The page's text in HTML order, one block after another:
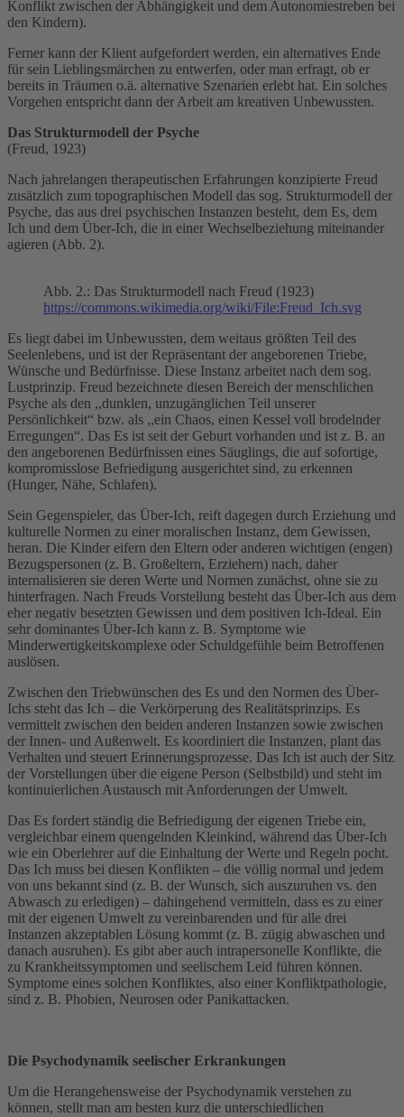
Konflikt zwischen der Abhängigkeit und dem Autonomiestreben bei
den Kindern).
Ferner kann der Klient aufgefordert werden, ein alternatives Ende
für sein Lieblingsmärchen zu entwerfen, oder man erfragt, ob er
bereits in Träumen o.ä. alternative Szenarien erlebt hat. Ein solches
Vorgehen entspricht dann der Arbeit am kreativen Unbewussten.
Das Strukturmodell der Psyche
(Freud, 1923)
Nach jahrelangen therapeutischen Erfahrungen konzipierte Freud
zusätzlich zum topographischen Modell das sog. Strukturmodell der
Psyche, das aus drei psychischen Instanzen besteht, dem Es, dem
Ich und dem Über-Ich, die in einer Wechselbeziehung miteinander
agieren (Abb. 2).
Abb. 2.: Das Strukturmodell nach Freud (1923)
https://commons.wikimedia.org/wiki/File:Freud_Ich.svg
Es liegt dabei im Unbewussten, dem weitaus größten Teil des
Seelenlebens, und ist der Repräsentant der angeborenen Triebe,
Wünsche und Bedürfnisse. Diese Instanz arbeitet nach dem sog.
Lustprinzip. Freud bezeichnete diesen Bereich der menschlichen
Psyche als den ,,dunklen, unzugänglichen Teil unserer
Persönlichkeit“ bzw. als ,,ein Chaos, einen Kessel voll brodelnder
Erregungen“. Das Es ist seit der Geburt vorhanden und ist z. B. an
den angeborenen Bedürfnissen eines Säuglings, die auf sofortige,
kompromisslose Befriedigung ausgerichtet sind, zu erkennen
(Hunger, Nähe, Schlafen).
Sein Gegenspieler, das Über-Ich, reift dagegen durch Erziehung und
kulturelle Normen zu einer moralischen Instanz, dem Gewissen,
heran. Die Kinder eifern den Eltern oder anderen wichtigen (engen)
Bezugspersonen (z. B. Großeltern, Erziehern) nach, daher
internalisieren sie deren Werte und Normen zunächst, ohne sie zu
hinterfragen. Nach Freuds Vorstellung besteht das Über-Ich aus dem
eher negativ besetzten Gewissen und dem positiven Ich-Ideal. Ein
sehr dominantes Über-Ich kann z. B. Symptome wie
Minderwertigkeitskomplexe oder Schuldgefühle beim Betroffenen
auslösen.
Zwischen den Triebwünschen des Es und den Normen des Über-
Ichs steht das Ich – die Verkörperung des Realitätsprinzips. Es
vermittelt zwischen den beiden anderen Instanzen sowie zwischen
der Innen- und Außenwelt. Es koordiniert die Instanzen, plant das
Verhalten und steuert Erinnerungsprozesse. Das Ich ist auch der Sitz
der Vorstellungen über die eigene Person (Selbstbild) und steht im
kontinuierlichen Austausch mit Anforderungen der Umwelt.
Das Es fordert ständig die Befriedigung der eigenen Triebe ein,
vergleichbar einem quengelnden Kleinkind, während das Über-Ich
wie ein Oberlehrer auf die Einhaltung der Werte und Regeln pocht.
Das Ich muss bei diesen Konflikten – die völlig normal und jedem
von uns bekannt sind (z. B. der Wunsch, sich auszuruhen vs. den
Abwasch zu erledigen) – dahingehend vermitteln, dass es zu einer
mit der eigenen Umwelt zu vereinbarenden und für alle drei
Instanzen akzeptablen Lösung kommt (z. B. zügig abwaschen und
danach ausruhen). Es gibt aber auch intrapersonelle Konflikte, die
zu Krankheitssymptomen und seelischem Leid führen können.
Symptome eines solchen Konfliktes, also einer Konfliktpathologie,
sind z. B. Phobien, Neurosen oder Panikattacken.
Die Psychodynamik seelischer Erkrankungen
Um die Herangehensweise der Psychodynamik verstehen zu
können, stellt man am besten kurz die unterschiedlichen